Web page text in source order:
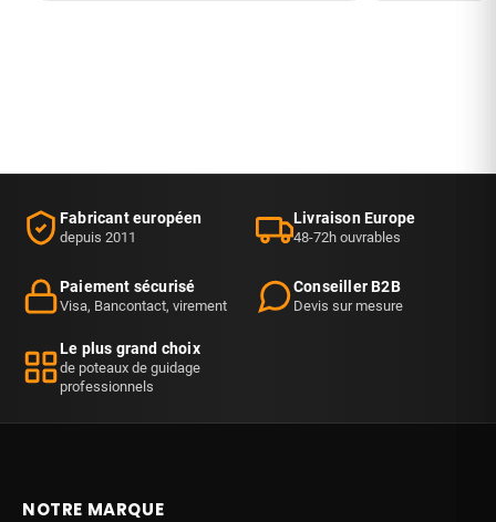
Fabricant européen
depuis 2011
Livraison Europe
48-72h ouvrables
Paiement sécurisé
Visa, Bancontact, virement
Conseiller B2B
Devis sur mesure
Le plus grand choix
de poteaux de guidage
professionnels
NOTRE MARQUE